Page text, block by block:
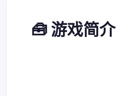
🧰 游戏简介